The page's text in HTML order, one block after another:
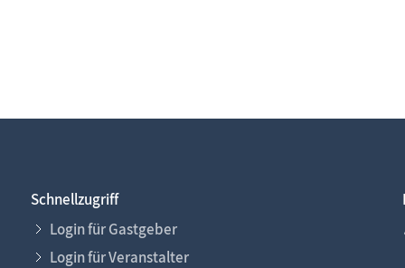
Schnellzugriff
Login für Gastgeber
Login für Veranstalter